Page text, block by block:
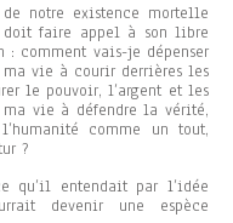
notre existence mortelle
faire appel à son libre
comment vais-je dépenser
vie à courir derrières les
le pouvoir, l’argent et les
vie à défendre la vérité,
comme un tout,
?
qu’il entendait par l’idée
devenir une espèce